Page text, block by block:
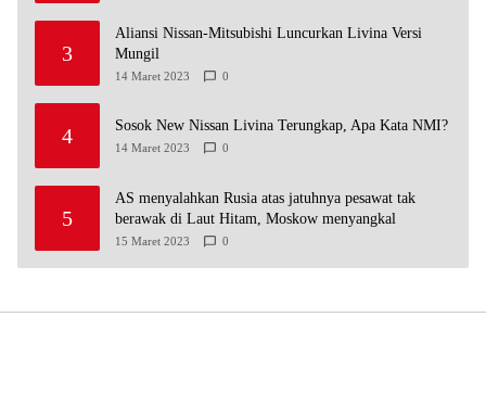
3
Aliansi Nissan-Mitsubishi Luncurkan Livina Versi
Mungil
14 Maret 2023 0
4 Sosok New Nissan Livina Terungkap, Apa Kata NMI?
14 Maret 2023 0
5
AS menyalahkan Rusia atas jatuhnya pesawat tak
berawak di Laut Hitam, Moskow menyangkal
15 Maret 2023 0